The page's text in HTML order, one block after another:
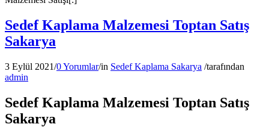
Sedef Kaplama Malzemesi Toptan Satış
Sakarya
3 Eylül 2021/0 Yorumlar/in Sedef Kaplama Sakarya /tarafından
admin
Sedef Kaplama Malzemesi Toptan Satış
Sakarya